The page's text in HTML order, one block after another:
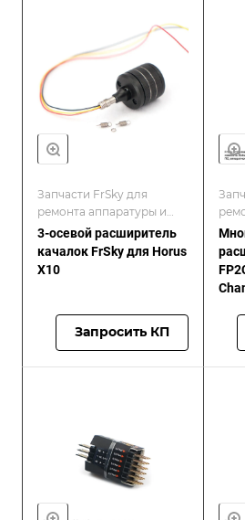
Запчасти FrSky для
ремонта аппаратуры и
приёмников/FrSKY
3-осевой расширитель
качалок FrSky для Horus
X10
Запросить КП